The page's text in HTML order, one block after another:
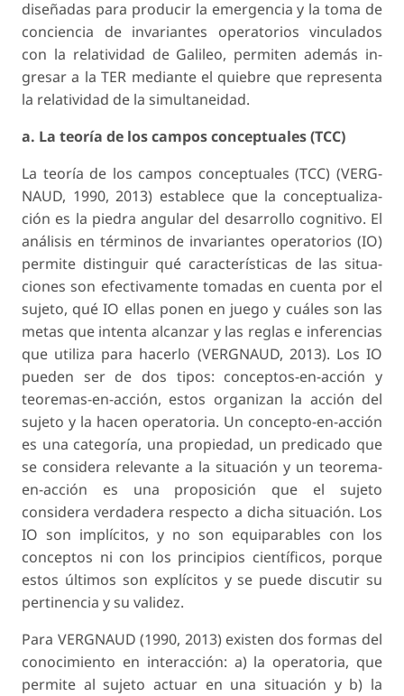
diseñadas para producir la emergencia y la toma de
conciencia de invariantes operatorios vinculados
con la relatividad de Galileo, permiten además in­
gresar a la TER mediante el quiebre que representa
la relatividad de la simultaneidad.
a. La teoría de los campos conceptuales (TCC)
La teoría de los campos conceptuales (TCC) (VERG­
NAUD, 1990, 2013) establece que la conceptualiza­
ción es la piedra angular del desarrollo cognitivo. El
análisis en términos de invariantes operatorios (IO)
permite distinguir qué características de las situa­
ciones son efectivamente tomadas en cuenta por el
sujeto, qué IO ellas ponen en juego y cuáles son las
metas que intenta alcanzar y las reglas e inferencias
que utiliza para hacerlo (VERGNAUD, 2013). Los IO
pueden ser de dos tipos: conceptos-en-acción y
teoremas-en-acción, estos organizan la acción del
sujeto y la hacen operatoria. Un concepto-en-ac­ción
es una categoría, una propiedad, un predicado que
se considera relevante a la situación y un teo­rema-
en-acción es una proposición que el sujeto
considera verdadera respecto a dicha situación. Los
IO son implícitos, y no son equiparables con los
conceptos ni con los principios científicos, porque
estos últimos son explícitos y se puede discutir su
pertinencia y su validez.
Para VERGNAUD (1990, 2013) existen dos formas del
conocimiento en interacción: a) la operatoria, que
permite al sujeto actuar en una situación y b) la